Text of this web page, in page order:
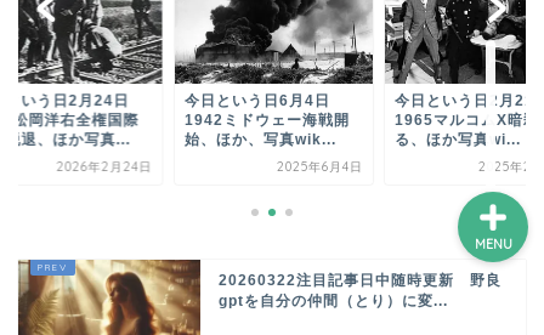
という日2月24日
松岡洋右全権国際
脱退、ほか写真...
2026年2月24日
今日という日6月4日
1942ミドウェー海戦開
始、ほか、写真wik...
2025年6月4日
今日という日2月21
1965マルコムX暗殺
る、ほか写真wi...
2025年2
20260322注目記事日中随時更新 野良
gptを自分の仲間（とり）に変...
MENU
サービス
ランキング